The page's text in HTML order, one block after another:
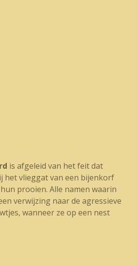
is afgeleid van het feit dat
het vlieggat van een bijenkorf
prooien. Alle namen waarin
verwijzing naar de agressieve
wanneer ze op een nest